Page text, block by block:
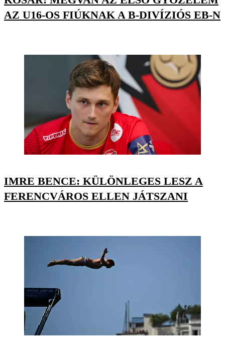
AZ U16-OS FIÚKNAK A B-DIVÍZIÓS EB-N
IMRE BENCE: KÜLÖNLEGES LESZ A
FERENCVÁROS ELLEN JÁTSZANI